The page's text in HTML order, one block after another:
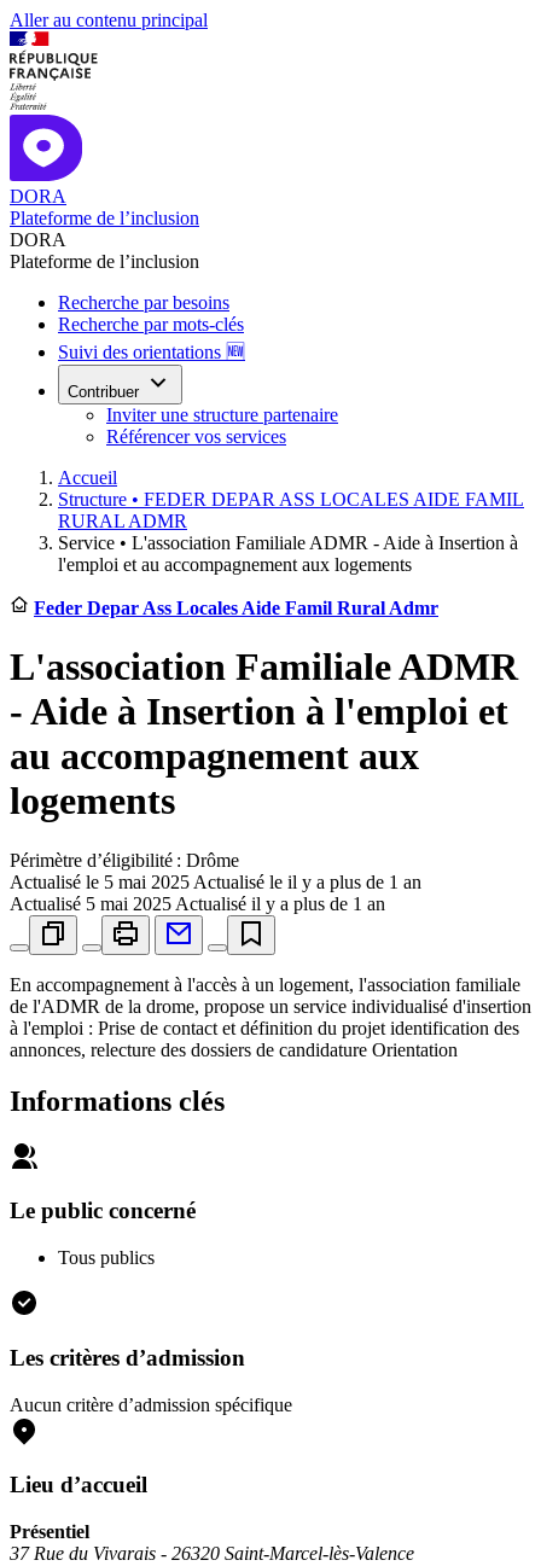
Aller au contenu principal
DORA
Plateforme de l’inclusion
DORA
Plateforme de l’inclusion
Recherche par besoins
Recherche par mots-clés
Suivi des orientations 🆕
Contribuer
Inviter une structure partenaire
Référencer vos services
Accueil
Structure • FEDER DEPAR ASS LOCALES AIDE FAMIL
RURAL ADMR
Service • L'association Familiale ADMR - Aide à Insertion à
l'emploi et au accompagnement aux logements
Feder Depar Ass Locales Aide Famil Rural Admr
L'association Familiale ADMR
- Aide à Insertion à l'emploi et
au accompagnement aux
logements
Périmètre d’éligibilité : Drôme
Actualisé le 5 mai 2025 Actualisé le il y a plus de 1 an
Actualisé 5 mai 2025 Actualisé il y a plus de 1 an
En accompagnement à l'accès à un logement, l'association familiale
de l'ADMR de la drome, propose un service individualisé d'insertion
à l'emploi : Prise de contact et définition du projet identification des
annonces, relecture des dossiers de candidature Orientation
Informations clés
Le public concerné
Tous publics
Les critères d’admission
Aucun critère d’admission spécifique
Lieu d’accueil
Présentiel
37 Rue du Vivarais - 26320 Saint-Marcel-lès-Valence